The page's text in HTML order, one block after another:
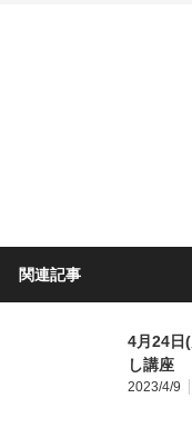
関連記事
4月24日
し講座
2023/4/9